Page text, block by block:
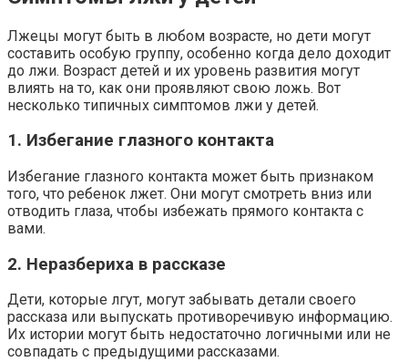
Лжецы могут быть в любом возрасте, но дети могут
составить особую группу, особенно когда дело доходит
до лжи. Возраст детей и их уровень развития могут
влиять на то, как они проявляют свою ложь. Вот
несколько типичных симптомов лжи у детей.
1. Избегание глазного контакта
Избегание глазного контакта может быть признаком
того, что ребенок лжет. Они могут смотреть вниз или
отводить глаза, чтобы избежать прямого контакта с
вами.
2. Неразбериха в рассказе
Дети, которые лгут, могут забывать детали своего
рассказа или выпускать противоречивую информацию.
Их истории могут быть недостаточно логичными или не
совпадать с предыдущими рассказами.